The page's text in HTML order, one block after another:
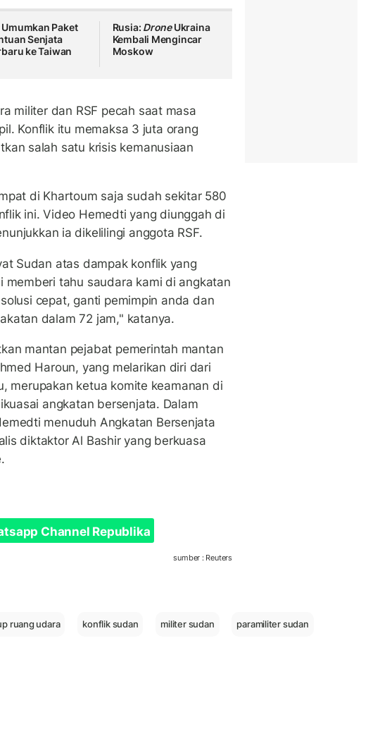
Umumkan Paket
Senjata
ke Taiwan
Rusia: DroneUkraina
Kembali Mengincar
Moskow
militer dan RSF pecah saat masa
Konflik itu memaksa 3 juta orang
salah satu krisis kemanusiaan
di Khartoum saja sudah sekitar 580
ini. Video Hemedti yang diunggah di
ia dikelilingi anggota RSF.
Sudan atas dampak konflik yang
memberi tahu saudara kami di angkatan
cepat, ganti pemimpin anda dan
dalam 72 jam," katanya.
mantan pejabat pemerintah mantan
Haroun, yang melarikan diri dari
merupakan ketua komite keamanan di
angkatan bersenjata. Dalam
menuduh Angkatan Bersenjata
diktaktor Al Bashir yang berkuasa
Channel Republika
sumber : Reuters
ruang udara konflik sudan militer sudan paramiliter sudan